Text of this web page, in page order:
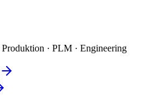
Produktion · PLM · Engineering